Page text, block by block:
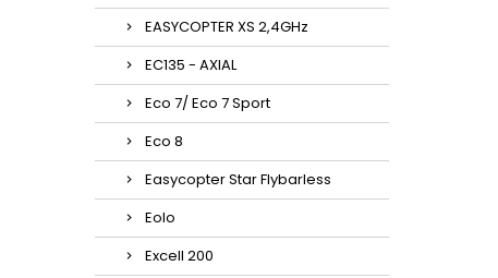
EASYCOPTER XS 2,4GHz
EC135 - AXIAL
Eco 7/ Eco 7 Sport
Eco 8
Easycopter Star Flybarless
Eolo
Excell 200